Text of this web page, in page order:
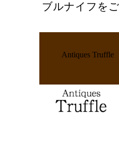
ブルナイフを
Antiques